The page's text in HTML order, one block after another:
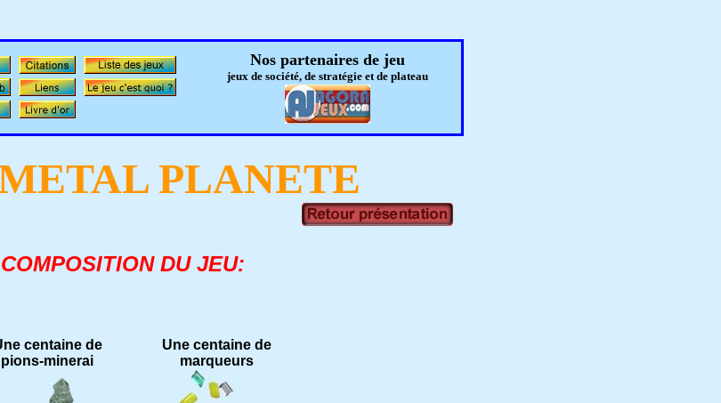
Nos partenaires de jeu
jeux de société, de stratégie et de plateau
PLANETE
COMPOSITION DU JEU:
centaine de
pions-minerai
Une centaine de
marqueurs